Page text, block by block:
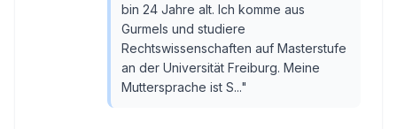
bin 24 Jahre alt. Ich komme aus
Gurmels und studiere
Rechtswissenschaften auf Masterstufe
an der Universität Freiburg. Meine
Muttersprache ist S..."